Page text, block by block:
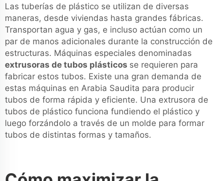
Las tuberías de plástico se utilizan de diversas
maneras, desde viviendas hasta grandes fábricas.
Transportan agua y gas, e incluso actúan como un
par de manos adicionales durante la construcción de
estructuras. Máquinas especiales denominadas
extrusoras de tubos plásticos se requieren para
fabricar estos tubos. Existe una gran demanda de
estas máquinas en Arabia Saudita para producir
tubos de forma rápida y eficiente. Una extrusora de
tubos de plástico funciona fundiendo el plástico y
luego forzándolo a través de un molde para formar
tubos de distintas formas y tamaños.